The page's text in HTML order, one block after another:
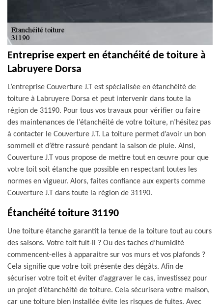
Entreprise expert en étanchéité de toiture à
Labruyere Dorsa
L’entreprise Couverture J.T est spécialisée en étanchéité de
toiture à Labruyere Dorsa et peut intervenir dans toute la
région de 31190. Pour tous vos travaux pour vérifier ou faire
des maintenances de l’étanchéité de votre toiture, n’hésitez pas
à contacter le Couverture J.T. La toiture permet d’avoir un bon
sommeil et d’être rassuré pendant la saison de pluie. Ainsi,
Couverture J.T vous propose de mettre tout en œuvre pour que
votre toit soit étanche que possible en respectant toutes les
normes en vigueur. Alors, faites confiance aux experts comme
Couverture J.T dans toute la région de 31190.
Étanchéité toiture 31190
Une toiture étanche garantit la tenue de la toiture tout au cours
des saisons. Votre toit fuit-il ? Ou des taches d’humidité
commencent-elles à apparaitre sur vos murs et vos plafonds ?
Cela signifie que votre toit présente des dégâts. Afin de
sécuriser votre toit et éviter d’aggraver le cas, investissez pour
un projet d’étanchéité de toiture. Cela sécurisera votre maison,
car une toiture bien installée évite les risques de fuites. Avec